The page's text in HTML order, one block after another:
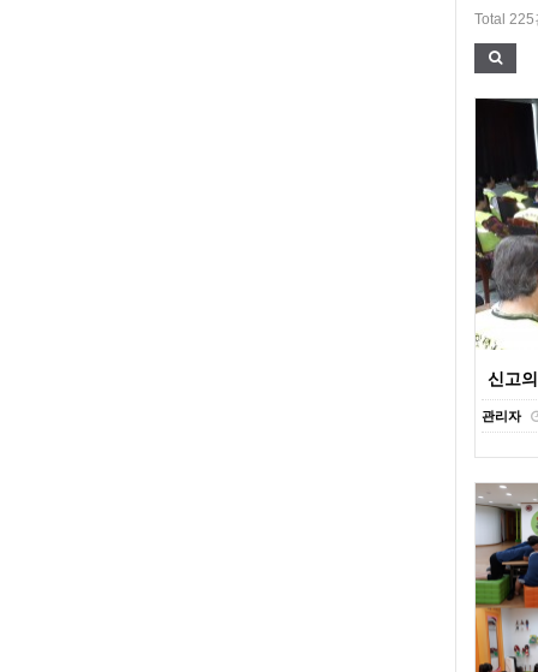
Total 225
신고
관리자